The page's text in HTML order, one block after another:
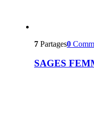
7 Partages0
SAGES